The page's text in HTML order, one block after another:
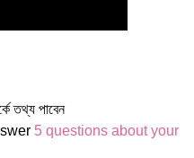
তথ্য পাবেন
5 questions about your